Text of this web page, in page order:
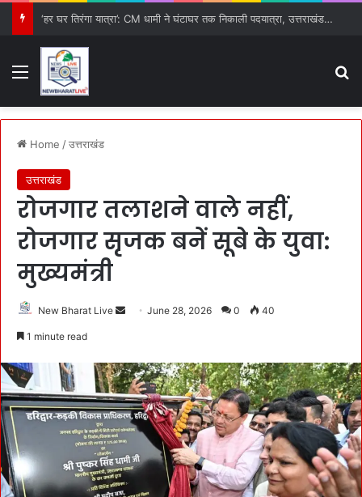
‘हर घर तिरंगा यात्रा’: CM धामी ने घंटाघर तक निकाली पदयात्रा, उत्तराखंड के विकास और वीर परंपरा का दिया संदेश
Menu
Home /उत्तराखंड
उत्तराखंड
रोजगार तलाशने वाले नहीं,
रोजगार सृजक बनें सूबे के युवा:
मुख्यमंत्री
New Bharat Live
d
a
n
e
m
a
i
June 28, 2026 0 40
1 minute read